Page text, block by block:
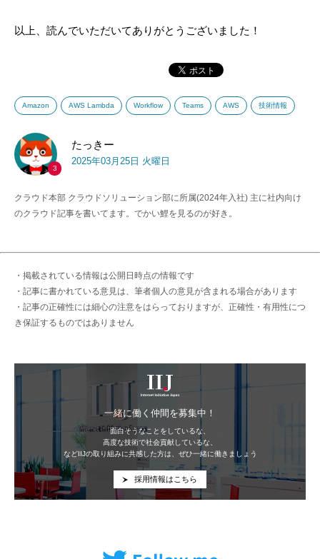
以上、読んでいただいてありがとうございました！
Amazon AWS Lambda Workflow Teams AWS 技術情報
3
たっきー
2025年03月25日 火曜日
クラウド本部 クラウドソリューション部に所属(2024年入社) 主に社内向け
のクラウド記事を書いてます。でかい鯉を見るのが好き。
・掲載されている情報は公開日時点の情報です
・記事に書かれている意見は、筆者個人の意見が含まれる場合があります
・記事の正確性には細心の注意をはらっておりますが、正確性・有用性につ
き保証するものではありません
IIJ
一緒に働く仲間を募集中！
面白そうなことをしているな、
高度な技術で社会貢献しているな、
などIIJの取り組みに共感した方は、ぜひ一緒に働きましょう
採用情報はこちら